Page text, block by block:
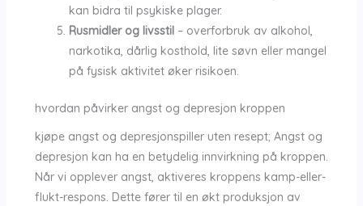
kan bidra til psykiske plager.
Rusmidler og livsstil– overforbruk av alkohol,
narkotika, dårlig kosthold, lite søvn eller mangel
på fysisk aktivitet øker risikoen.
hvordan påvirker angst og depresjon kroppen
kjøpe angst og depresjonspiller uten resept; Angst og
depresjon kan ha en betydelig innvirkning på kroppen.
Når vi opplever angst, aktiveres kroppens kamp-eller-
flukt-respons. Dette fører til en økt produksjon av